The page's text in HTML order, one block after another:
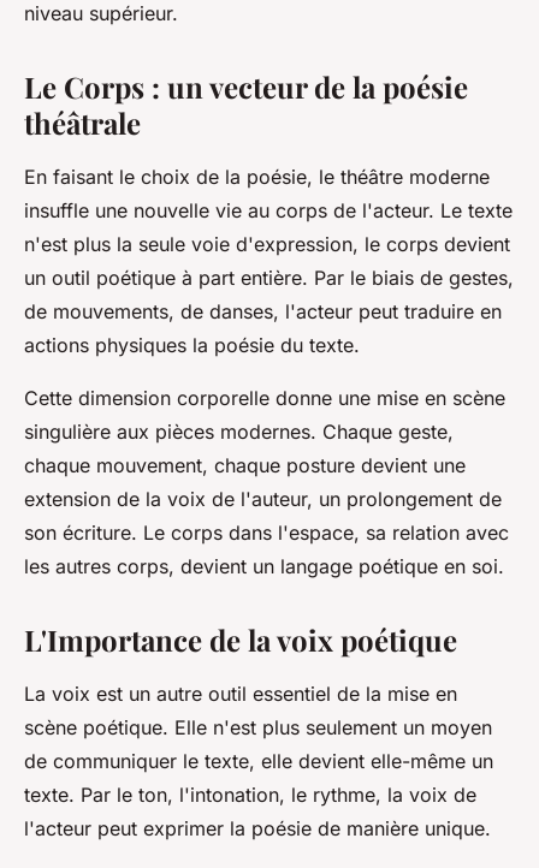
niveau supérieur.
Le Corps : un vecteur de la poésie
théâtrale
En faisant le choix de la poésie, le théâtre moderne
insuffle une nouvelle vie au corps de l'acteur. Le texte
n'est plus la seule voie d'expression, le corps devient
un outil poétique à part entière. Par le biais de gestes,
de mouvements, de danses, l'acteur peut traduire en
actions physiques la poésie du texte.
Cette dimension corporelle donne une mise en scène
singulière aux pièces modernes. Chaque geste,
chaque mouvement, chaque posture devient une
extension de la voix de l'auteur, un prolongement de
son écriture. Le corps dans l'espace, sa relation avec
les autres corps, devient un langage poétique en soi.
L'Importance de la voix poétique
La voix est un autre outil essentiel de la mise en
scène poétique. Elle n'est plus seulement un moyen
de communiquer le texte, elle devient elle-même un
texte. Par le ton, l'intonation, le rythme, la voix de
l'acteur peut exprimer la poésie de manière unique.